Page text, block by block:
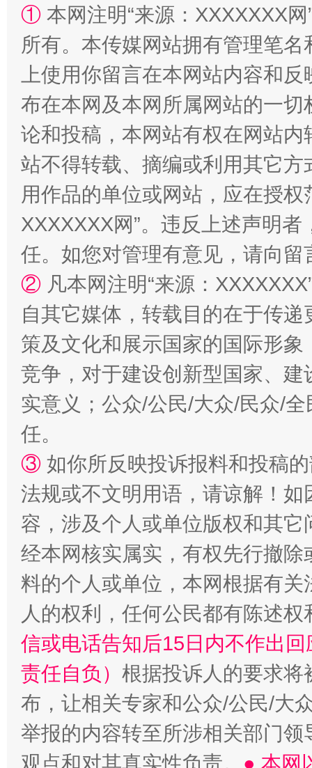
阿坝州三大球赛在茂县开幕 规模
国家大学科技园优化重塑工作
“蜀中异人”王建安的艺术幻境
① 本网注明“来源：XXXXXXX
所有。本传媒网站拥有管理笔
上使用你留言在本网站内容和
布在本网及本网所属网站的一
论和投稿，本网站有权在网站
站不得转载、摘编或利用其它
用作品的单位或网站，应在授
XXXXXXX网”。违反上述声明
任。如您对管理有意见，请向
② 凡本网注明“来源：
自其它媒体，转载目的在于传
策及文化和展示国家的国际形
竞争，对于建设创新型国家、
实意义；公众/公民/大众/民众/
任。
③ 如你所反映投诉报料和投稿
法规或不文明用语，请谅解！
容，涉及个人或单位版权和其它
经本网核实属实，有权先行撤
料的个人或单位，本网根据有
人的权利，任何公民都有陈述
信或电话告知后15日内不作出
责任自负） 根据投诉人的要求将
布，让相关专家和公众/公民/大
举报的内容转至所涉相关部门
观点和对其真实性负责。 ● 本网